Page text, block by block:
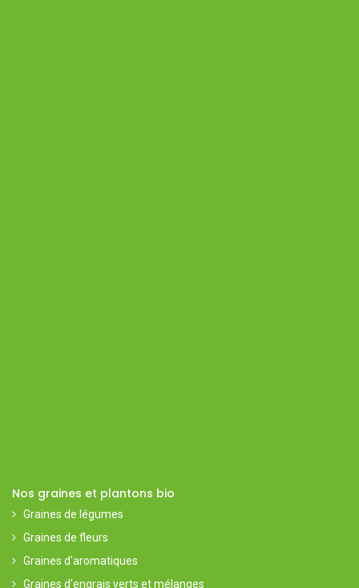
Nos graines et plantons bio
Graines de légumes
Graines de fleurs
Graines d'aromatiques
Graines d'engrais verts et mélanges